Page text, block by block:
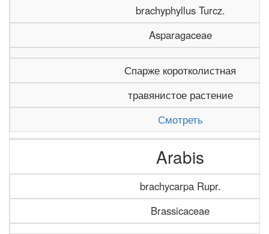
brachyphyllus Turcz.
Asparagaceae
Спарже коротколистная
травянистое растение
Смотреть
Arabis
brachycarpa Rupr.
Brassicaceae